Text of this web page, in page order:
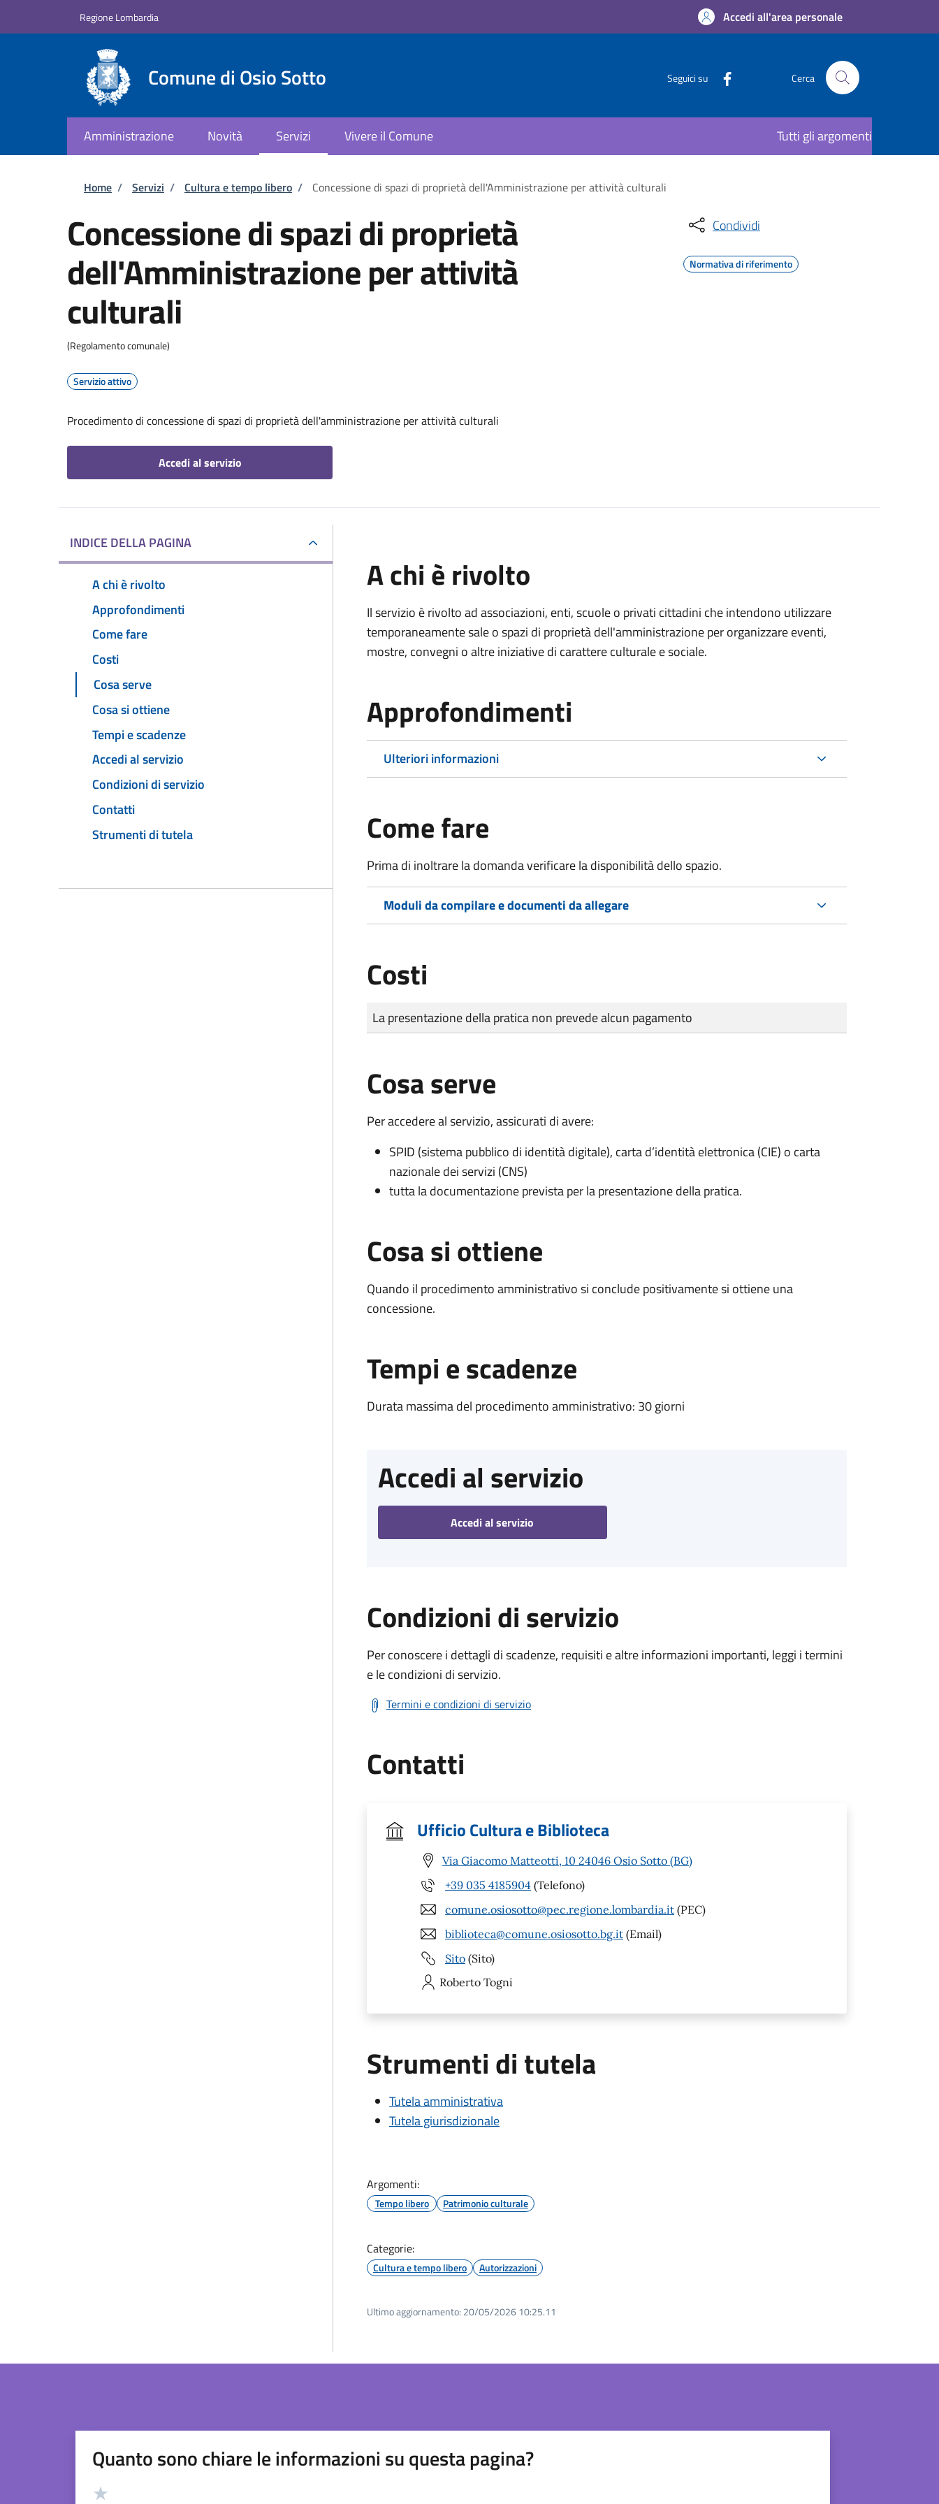
Regione Lombardia Accedi all'area personale
Comune di Osio Sotto Seguici su Cerca
Amministrazione Novità Servizi Vivere il Comune Tutti gli argomenti
Briciole di pane
Home / Servizi / Cultura e tempo libero / Concessione di spazi di proprietà dell'Amministrazione per attività culturali
Concessione di spazi di proprietà
dell'Amministrazione per attività
culturali
(Regolamento comunale)
Servizio attivo
Procedimento di concessione di spazi di proprietà dell'amministrazione per attività culturali
Accedi al servizio
Condividi
Normativa di riferimento
INDICE DELLA PAGINA
A chi è rivolto
Approfondimenti
Come fare
Costi
Cosa serve
Cosa si ottiene
Tempi e scadenze
Accedi al servizio
Condizioni di servizio
Contatti
Strumenti di tutela
A chi è rivolto
Il servizio è rivolto ad associazioni, enti, scuole o privati cittadini che intendono utilizzare
temporaneamente sale o spazi di proprietà dell'amministrazione per organizzare eventi,
mostre, convegni o altre iniziative di carattere culturale e sociale.
Approfondimenti
Ulteriori informazioni
Come fare
Prima di inoltrare la domanda verificare la disponibilità dello spazio.
Moduli da compilare e documenti da allegare
Costi
Tipo di pagamento
Importo
La presentazione della pratica non prevede alcun pagamento
Cosa serve
Per accedere al servizio, assicurati di avere:
SPID (sistema pubblico di identità digitale), carta d’identità elettronica (CIE) o carta
nazionale dei servizi (CNS)
tutta la documentazione prevista per la presentazione della pratica.
Cosa si ottiene
Quando il procedimento amministrativo si conclude positivamente si ottiene una
concessione.
Tempi e scadenze
Durata massima del procedimento amministrativo: 30 giorni
Accedi al servizio
Accedi al servizio
Condizioni di servizio
Per conoscere i dettagli di scadenze, requisiti e altre informazioni importanti, leggi i termini
e le condizioni di servizio.
Termini e condizioni di servizio
Contatti
Ufficio Cultura e Biblioteca
Via Giacomo Matteotti, 10 24046 Osio Sotto (BG)
+39 035 4185904 (Telefono)
comune.osiosotto@pec.regione.lombardia.it (PEC)
biblioteca@comune.osiosotto.bg.it (Email)
Sito (Sito)
Roberto Togni
Strumenti di tutela
Tutela amministrativa
Tutela giurisdizionale
Argomenti:
Tempo libero Patrimonio culturale
Categorie:
Cultura e tempo libero Autorizzazioni
Ultimo aggiornamento: 20/05/2026 10:25.11
Quanto sono chiare le informazioni su questa pagina?
Valutazione